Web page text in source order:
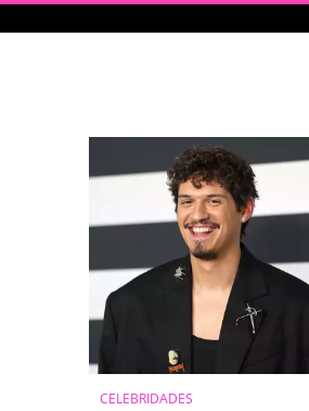
CELEBRIDADES